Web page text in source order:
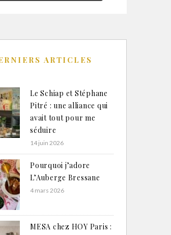
ARTICLES
Le Schiap et Stéphane
Pitré : une alliance qui
avait tout pour me
séduire
14 juin 2026
Pourquoi j’adore
L’Auberge Bressane
4 mars 2026
MESA chez HOY Paris :